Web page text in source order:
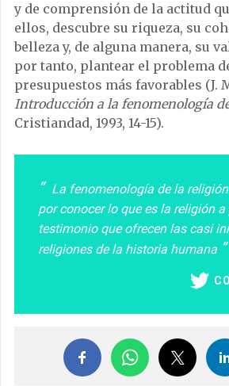
y de comprensión de la actitud
ellos, descubre su riqueza, su
belleza y, de alguna manera, su
por tanto, plantear el problema
presupuestos más favorables (J.
Introducción a la fenomenología
Cristiandad, 1993, 14-15).
La fenomenología de la
por conocer lo que es la religión
testimonio que ofrecen las casi
religiones de la historia humana